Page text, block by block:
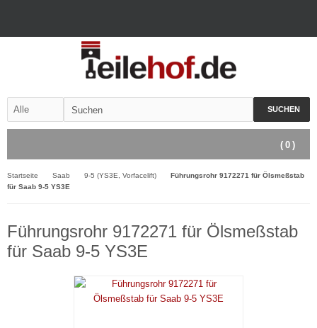
SUCHEN
( 0 )
Startseite Saab 9-5 (YS3E, Vorfacelift)
Führungsrohr 9172271 für Ölsmeßstab
für Saab 9-5 YS3E
Führungsrohr 9172271 für Ölsmeßstab
für Saab 9-5 YS3E